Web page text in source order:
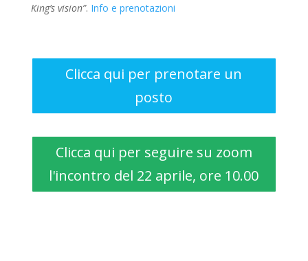
King’s vision”. Info e prenotazioni
Clicca qui per prenotare un
posto
Clicca qui per seguire su zoom
l'incontro del 22 aprile, ore 10.00